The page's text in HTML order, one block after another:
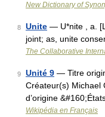
New Dictionary of
8 Unite — U*nite , a.
joint; as, unite
The Collaborative
9 Unité 9 — Titre
Créateur(s) Michael
d’origine
Wikipédia en Français